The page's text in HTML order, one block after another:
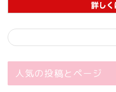
人気の投稿とページ